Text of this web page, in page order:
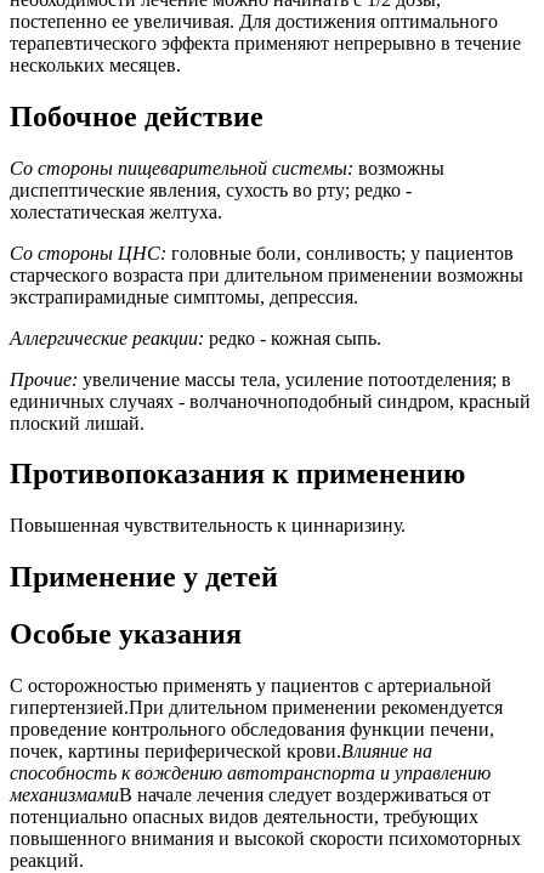
постепенно ее увеличивая. Для достижения оптимального
терапевтического эффекта применяют непрерывно в течение
нескольких месяцев.
Побочное действие
Со стороны пищеварительной системы: возможны
диспептические явления, сухость во рту; редко -
холестатическая желтуха.
Со стороны ЦНС: головные боли, сонливость; у пациентов
старческого возраста при длительном применении возможны
экстрапирамидные симптомы, депрессия.
Аллергические реакции: редко - кожная сыпь.
Прочие: увеличение массы тела, усиление потоотделения; в
единичных случаях - волчаночноподобный синдром, красный
плоский лишай.
Противопоказания к применению
Повышенная чувствительность к циннаризину.
Применение у детей
Особые указания
С осторожностью применять у пациентов с артериальной
гипертензией.При длительном применении рекомендуется
проведение контрольного обследования функции печени,
почек, картины периферической крови.Влияние на
способность к вождению автотранспорта и управлению
механизмамиВ начале лечения следует воздерживаться от
потенциально опасных видов деятельности, требующих
повышенного внимания и высокой скорости психомоторных
реакций.